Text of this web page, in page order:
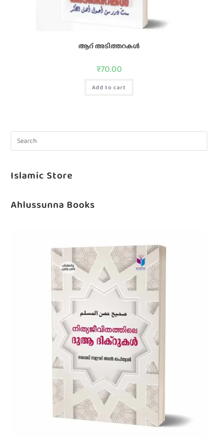
ആറ് അടിത്തറകൾ
₹70.00
Add to cart
Islamic Store
Ahlussunna Books